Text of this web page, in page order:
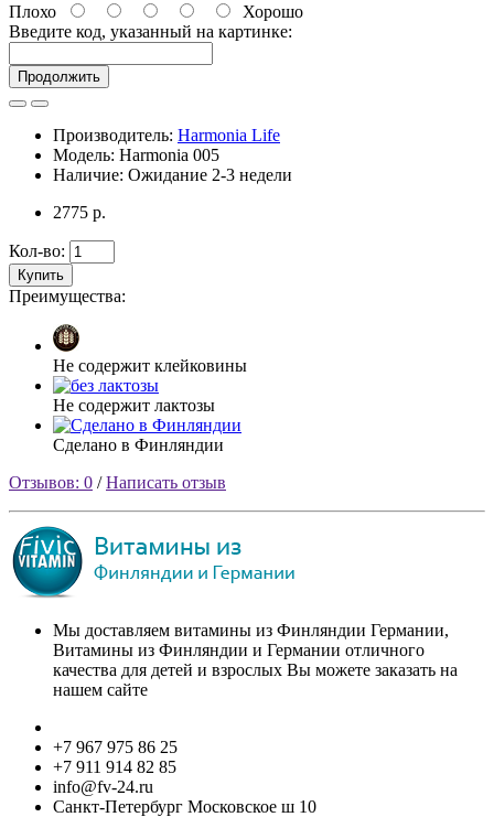
Плохо
Хорошо
Введите код, указанный на картинке:
Продолжить
Производитель: Harmonia Life
Модель: Harmonia 005
Наличие: Ожидание 2-3 недели
2775 р.
Кол-во:
Купить
Преимущества:
Не содержит клейковины
Не содержит лактозы
Сделано в Финляндии
Отзывов: 0 /Написать отзыв
Мы доставляем витамины из Финляндии Германии,
Витамины из Финляндии и Германии отличного
качества для детей и взрослых Вы можете заказать на
нашем сайте
+7 967 975 86 25
+7 911 914 82 85
info@fv-24.ru
Санкт-Петербург Московское ш 10